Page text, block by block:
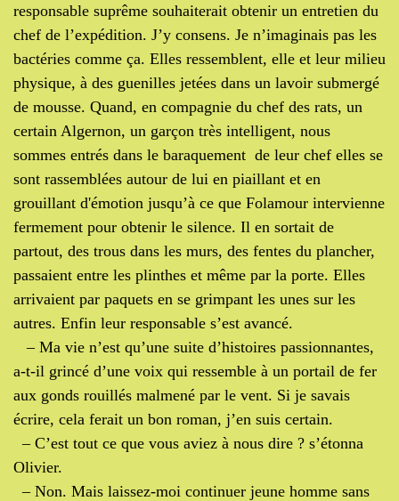
responsable suprême souhaiterait obtenir un entretien du
chef de l’expédition. J’y consens. Je n’imaginais pas les
bactéries comme ça. Elles ressemblent, elle et leur milieu
physique, à des guenilles jetées dans un lavoir submergé
de mousse. Quand, en compagnie du chef des rats, un
certain Algernon, un garçon très intelligent, nous
sommes entrés dans le baraquement de leur chef elles se
sont rassemblées autour de lui en piaillant et en
grouillant d'émotion jusqu’à ce que Folamour intervienne
fermement pour obtenir le silence. Il en sortait de
partout, des trous dans les murs, des fentes du plancher,
passaient entre les plinthes et même par la porte. Elles
arrivaient par paquets en se grimpant les unes sur les
autres. Enfin leur responsable s’est avancé.
– Ma vie n’est qu’une suite d’histoires passionnantes,
a-t-il grincé d’une voix qui ressemble à un portail de fer
aux gonds rouillés malmené par le vent. Si je savais
écrire, cela ferait un bon roman, j’en suis certain.
– C’est tout ce que vous aviez à nous dire ? s’étonna
Olivier.
– Non. Mais laissez-moi continuer jeune homme sans